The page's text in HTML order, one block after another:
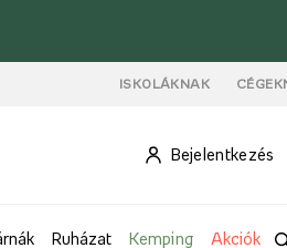
ISKOLÁKNAK
Bejelentkezés
Ruházat Kemping Akciók